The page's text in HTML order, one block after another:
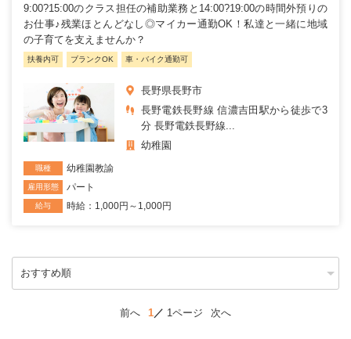
9:00?15:00のクラス担任の補助業務と14:00?19:00の時間外預りの
お仕事♪残業ほとんどなし◎マイカー通勤OK！私達と一緒に地域
の子育てを支えませんか？
扶養内可 ブランクOK 車・バイク通勤可
長野県長野市
長野電鉄長野線 信濃吉田駅から徒歩で3
分 長野電鉄長野線...
幼稚園
職種 幼稚園教諭
雇用形態 パート
給与 時給：1,000円～1,000円
前へ 1 1ページ 次へ